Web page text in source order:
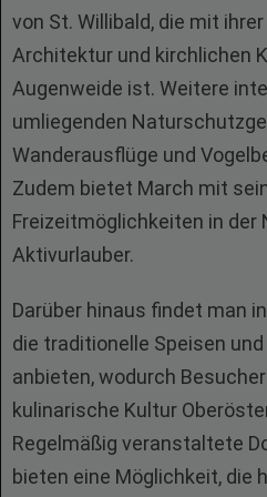
von St. Willibald, die mit
Architektur und kirchlichen
Augenweide ist. Weitere
umliegenden
Wanderausflüge und
Zudem bietet March mit
Freizeitmöglichkeiten in der
Aktivurlauber.
Darüber hinaus findet man
die traditionelle Speisen
anbieten, wodurch
kulinarische Kultur
Regelmäßig veranstaltete
bieten eine Möglichkeit, die